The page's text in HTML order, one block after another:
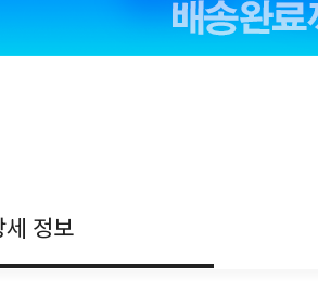
세 정보